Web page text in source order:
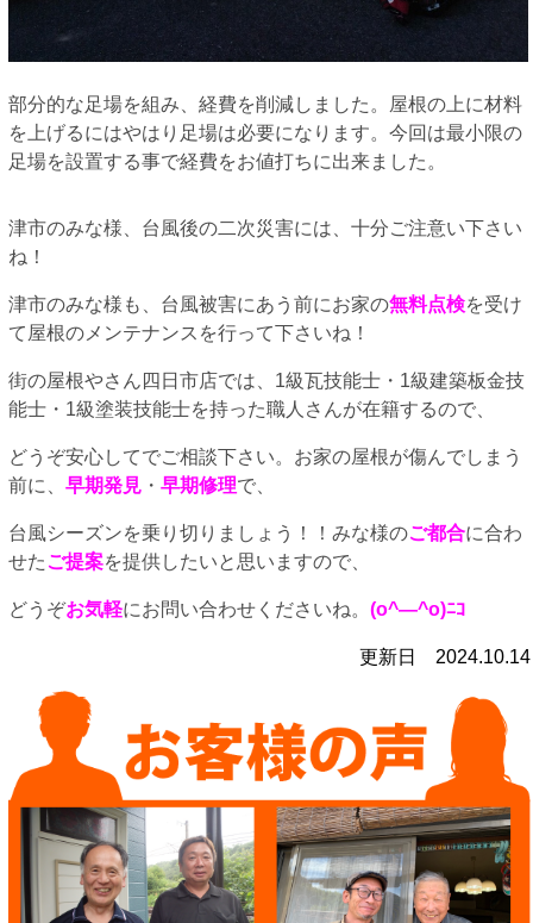
部分的な足場を組み、経費を削減しました。屋根の上に材料
を上げるにはやはり足場は必要になります。今回は最小限の
足場を設置する事で経費をお値打ちに出来ました。
津市のみな様、台風後の二次災害には、十分ご注意い下さい
ね！
津市のみな様も、台風被害にあう前にお家の無料点検を受け
て屋根のメンテナンスを行って下さいね！
街の屋根やさん四日市店では、1級瓦技能士・1級建築板金技
能士・1級塗装技能士を持った職人さんが在籍するので、
どうぞ安心してでご相談下さい。お家の屋根が傷んでしまう
前に、 早期発見・ 早期修理で、
台風シーズンを乗り切りましょう！！みな様のご都合に合わ
せたご提案を提供したいと思いますので、
どうぞお気軽にお問い合わせくださいね。 (o^―^o)ﾆｺ
更新日 2024.10.14